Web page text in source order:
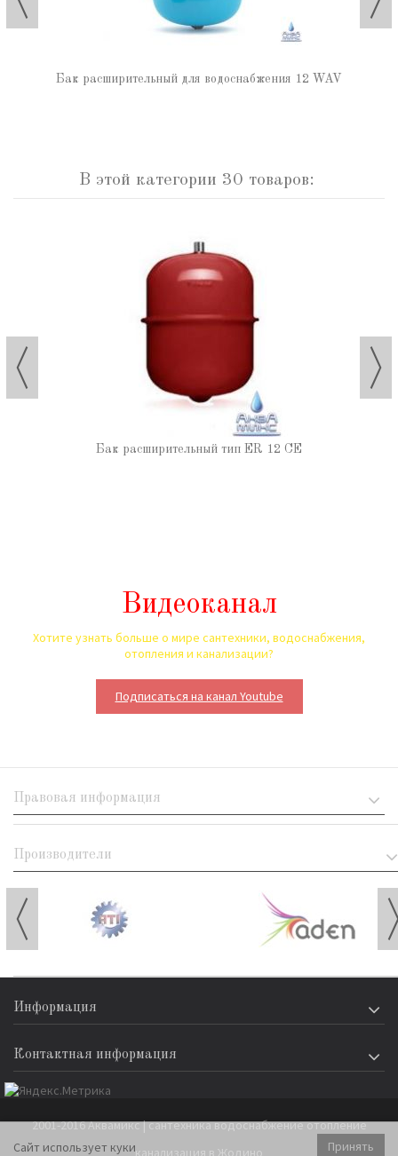
Бак расширительный для водоснабжения 12 WAV
В этой категории 30 товаров:
Бак расширительный тип ER 12 CE
Видеоканал
Хотите узнать больше о мире сантехники, водоснабжения,
отопления и канализации?
Подписаться на канал Youtube
Правовая информация
Производители
Информация
Контактная информация
2001-2016 Аквамикс | сантехника водоснабжение отопление
канализация в Жодино
Принять
Сайт использует куки